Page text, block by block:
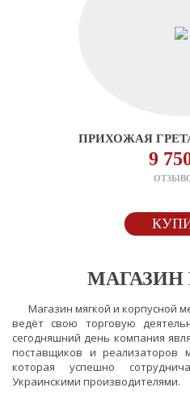
ПРИХОЖАЯ
9
Магазин мягкой и корпусной
ведёт свою торговую
сегодняшний день компания
поставщиков и
которая успешно
Украинскими производителями.